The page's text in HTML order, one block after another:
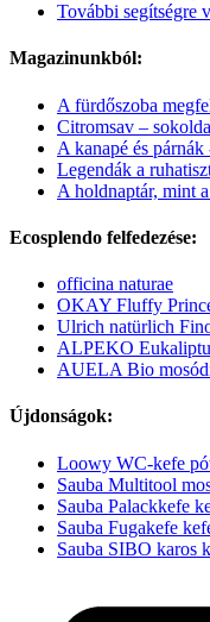
További segítségre
Magazinunkból:
A fürdőszoba
Citromsav –
A kanapé és
Legendák a
A holdnaptár, mint
Ecosplendo felfedezése:
officina naturae
OKAY Fluffy
Ulrich natürlich
ALPEKO
AUELA Bio
Újdonságok:
Loowy WC-kefe
Sauba Multitool
Sauba Palackkefe
Sauba Fugakefe
Sauba SIBO karos